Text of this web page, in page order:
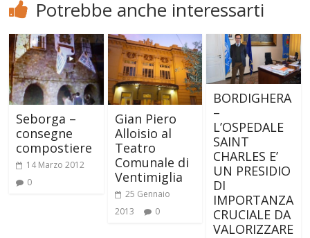
Potrebbe anche interessarti
Seborga –
consegne
compostiere
14 Marzo 2012
0
Gian Piero
Alloisio al
Teatro
Comunale di
Ventimiglia
25 Gennaio
2013
0
BORDIGHERA
–
L’OSPEDALE
SAINT
CHARLES E’
UN PRESIDIO
DI
IMPORTANZA
CRUCIALE DA
VALORIZZARE